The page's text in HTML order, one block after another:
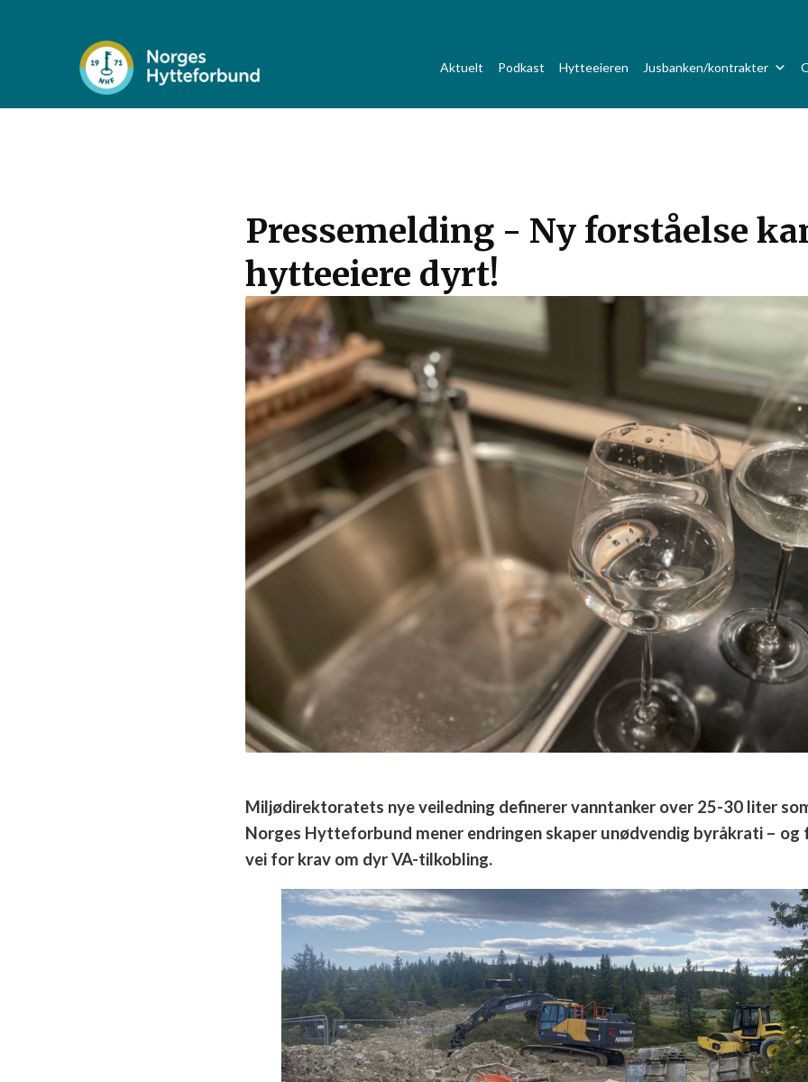
Aktuelt Podkast Hytteeieren Jusbanken/kontrakter
Pressemelding - Ny forståelse
hytteeiere dyrt!
Miljødirektoratets nye veiledning definerer vanntanker over 25-30 liter
Norges Hytteforbund mener endringen skaper unødvendig byråkrati –
vei for krav om dyr VA-tilkobling.